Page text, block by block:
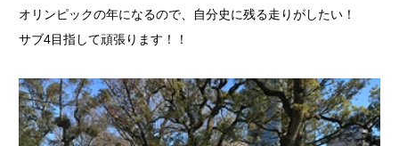
オリンピックの年になるので、自分史に残る走りがしたい！
サブ4目指して頑張ります！！